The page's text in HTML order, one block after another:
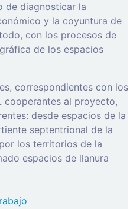
de diagnosticar la
y la coyuntura de
con los procesos de
de los espacios
correspondientes con los
cooperantes al proyecto,
desde espacios de la
septentrional de la
los territorios de la
espacios de llanura